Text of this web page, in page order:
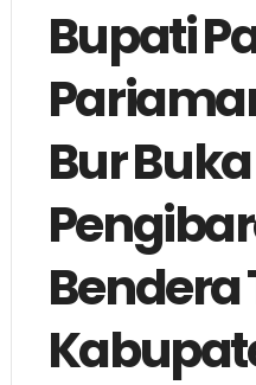
Bupati
Bur